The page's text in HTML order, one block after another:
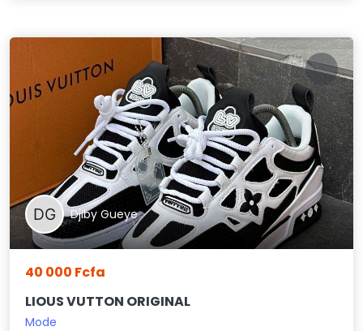
Djiby Gueye
40 000 Fcfa
LIOUS VUTTON ORIGINAL
Mode